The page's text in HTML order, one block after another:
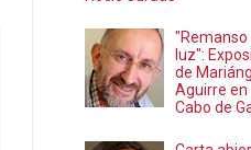
"Remanso
luz":
de
Aguirre en
Cabo de